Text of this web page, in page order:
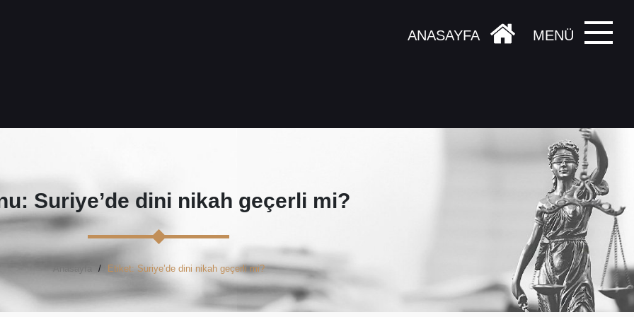
MENÜ
ANASAYFA
Suriye’de dini nikah geçerli mi?
Anasayfa Etiket: Suriye’de dini nikah geçerli mi?